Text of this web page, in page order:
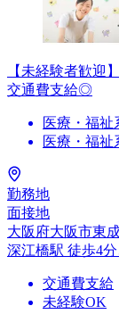
【未経験者歓迎
交通費支給◎
医療・福祉
医療・福祉
勤務地
面接地
大阪府大阪市東
深江橋駅 徒歩4
交通費支給
未経験OK